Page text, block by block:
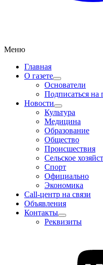
Меню
Главная
О газете
Основатели
Подписаться на
Новости
Культура
Медицина
Образование
Общество
Происшествия
Сельское
Спорт
Официально
Экономика
Call-центр на связи
Объявления
Контакты
Реквизиты